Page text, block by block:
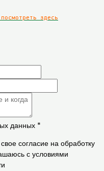
здесь
данных *
согласие на обработку
с условиями